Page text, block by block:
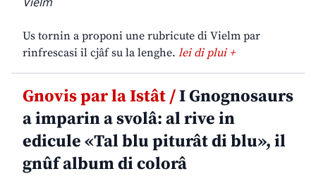
Us tornin a proponi une rubricute di Vielm par
rinfrescasi il cjâf su la lenghe. lei di plui +
Gnovis par la Istât /I Gnognosaurs
a imparin a svolâ: al rive in
edicule «Tal blu piturât di blu», il
gnûf album di colorâ